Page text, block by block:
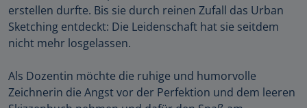
erstellen durfte. Bis sie durch reinen Zufall das Urban
Sketching entdeckt: Die Leidenschaft hat sie seitdem
nicht mehr losgelassen.
Als Dozentin möchte die ruhige und humorvolle
Zeichnerin die Angst vor der Perfektion und dem leeren